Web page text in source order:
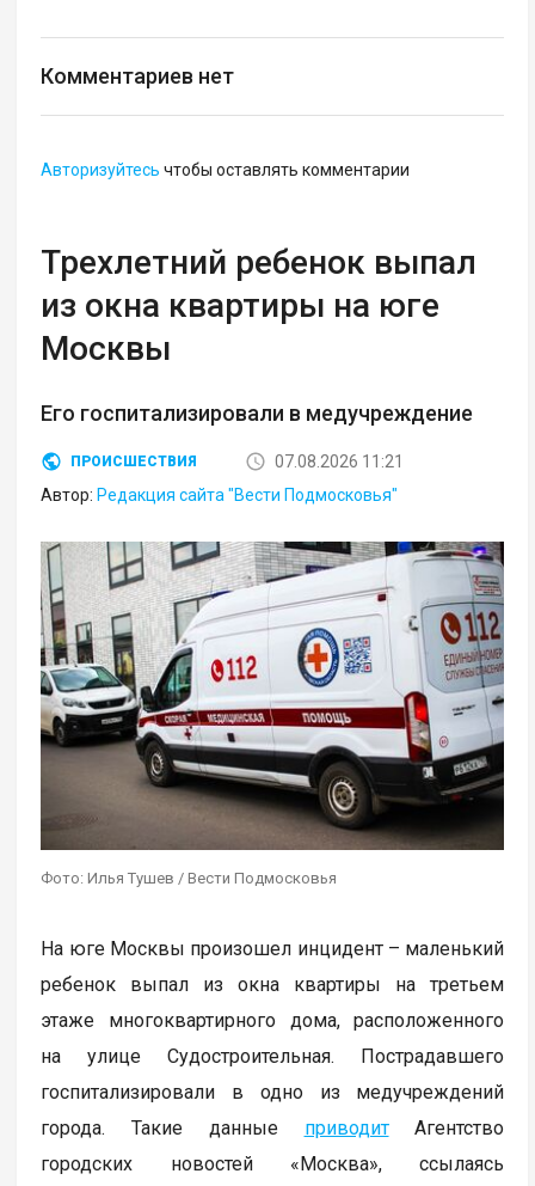
Комментариев нет
Авторизуйтесь чтобы оставлять комментарии
Трехлетний ребенок выпал
из окна квартиры на юге
Москвы
Его госпитализировали в медучреждение
ПРОИСШЕСТВИЯ
07.08.2026 11:21
Автор: Редакция сайта "Вести Подмосковья"
Фото: Илья Тушев / Вести Подмосковья
На юге Москвы произошел инцидент – маленький
ребенок выпал из окна квартиры на третьем
этаже многоквартирного дома, расположенного
на улице Судостроительная. Пострадавшего
госпитализировали в одно из медучреждений
города. Такие данные приводитАгентство
городских новостей «Москва», ссылаясь